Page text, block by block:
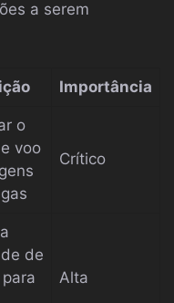
a serem
Importância
o
voo
Crítico
de
Alta